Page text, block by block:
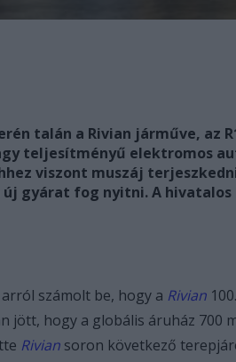
talán a Rivian járműve, az
teljesítményű elektromos
viszont muszáj
új gyárat fog nyitni. A
számolt be, hogy a Rivian
jött, hogy a globális áruház 700
Rivian soron következő